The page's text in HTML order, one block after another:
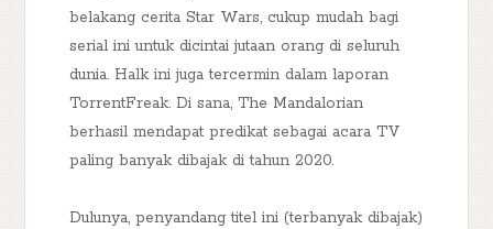
belakang cerita Star Wars, cukup mudah bagi
serial ini untuk dicintai jutaan orang di seluruh
dunia. Halk ini juga tercermin dalam laporan
TorrentFreak. Di sana, The Mandalorian
berhasil mendapat predikat sebagai acara TV
paling banyak dibajak di tahun 2020.
Dulunya, penyandang titel ini (terbanyak dibajak)